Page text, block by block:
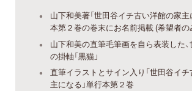
山下和美著「世田谷イチ古い洋館の家主
本第２巻の巻末にお名前掲載 (希望者の
山下和美の直筆毛筆画を自ら表装した
の掛軸「黒猫」
直筆イラストとサイン入り「世田谷イ
主になる」単行本第２巻